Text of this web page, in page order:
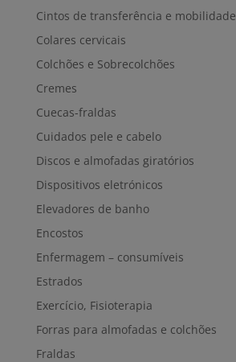
Cintos de transferência e mobilidade
Colares cervicais
Colchões e Sobrecolchões
Cremes
Cuecas-fraldas
Cuidados pele e cabelo
Discos e almofadas giratórios
Dispositivos eletrónicos
Elevadores de banho
Encostos
Enfermagem – consumíveis
Estrados
Exercício, Fisioterapia
Forras para almofadas e colchões
Fraldas